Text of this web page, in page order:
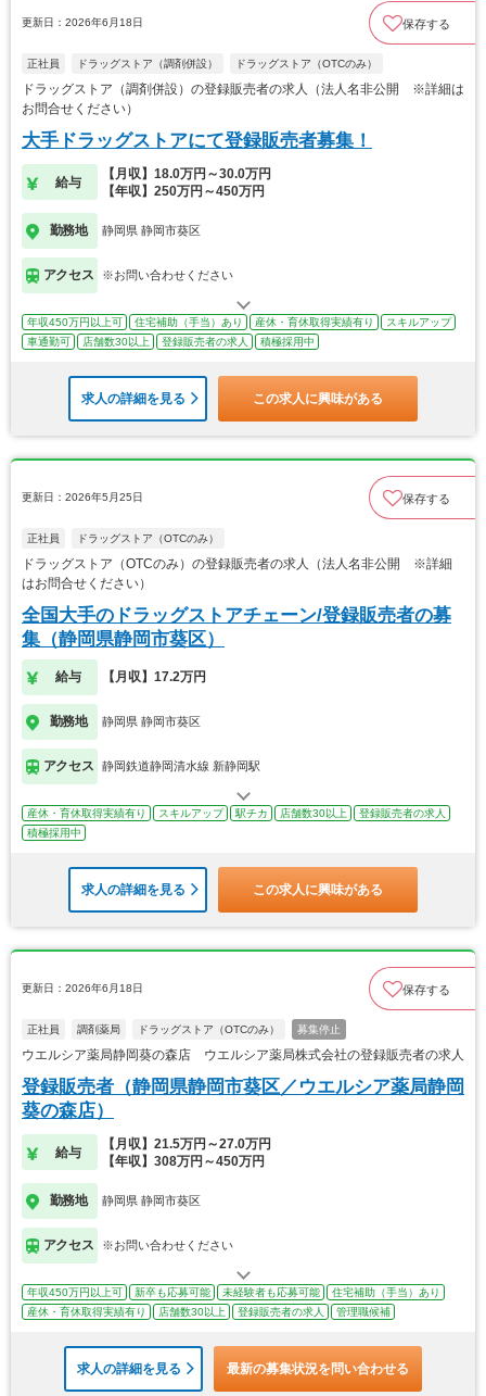
更新日：2026年6月18日 保存する
正社員 ドラッグストア（調剤併設） ドラッグストア（OTCのみ）
ドラッグストア（調剤併設）の登録販売者の求人（法人名非公開 ※詳細は
お問合せください）
大手ドラッグストアにて登録販売者募集！
給与
【月収】18.0万円～30.0万円
【年収】250万円～450万円
勤務地 静岡県 静岡市葵区
アクセス ※お問い合わせください
年収450万円以上可 住宅補助（手当）あり 産休・育休取得実績有り
スキルアップ
車通勤可
店舗数30以上 登録販売者の求人 積極採用中
求人の詳細を見る この求人に興味がある
更新日：2026年5月25日 保存する
正社員 ドラッグストア（OTCのみ）
ドラッグストア（OTCのみ）の登録販売者の求人（法人名非公開 ※詳細
はお問合せください）
全国大手のドラッグストアチェーン/登録販売者の募
集（静岡県静岡市葵区）
給与 【月収】17.2万円
勤務地 静岡県 静岡市葵区
アクセス 静岡鉄道静岡清水線 新静岡駅
産休・育休取得実績有り スキルアップ 駅チカ 店舗数30以上
登録販売者の求人
積極採用中
求人の詳細を見る この求人に興味がある
更新日：2026年6月18日 保存する
正社員 調剤薬局 ドラッグストア（OTCのみ） 募集停止
ウエルシア薬局静岡葵の森店 ウエルシア薬局株式会社の登録販売者の求人
登録販売者（静岡県静岡市葵区／ウエルシア薬局静岡
葵の森店）
給与
【月収】21.5万円～27.0万円
【年収】308万円～450万円
勤務地 静岡県 静岡市葵区
アクセス ※お問い合わせください
年収450万円以上可 新卒も応募可能 未経験者も応募可能
住宅補助（手当）あり
産休・育休取得実績有り
店舗数30以上 登録販売者の求人 管理職候補
求人の詳細を見る 最新の募集状況を問い合わせる